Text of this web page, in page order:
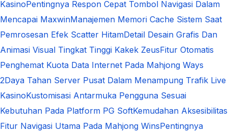
KasinoPentingnya Respon Cepat Tombol Navigasi Dalam
Mencapai MaxwinManajemen Memori Cache Sistem Saat
Pemrosesan Efek Scatter HitamDetail Desain Grafis Dan
Animasi Visual Tingkat Tinggi Kakek ZeusFitur Otomatis
Penghemat Kuota Data Internet Pada Mahjong Ways
2Daya Tahan Server Pusat Dalam Menampung Trafik Live
KasinoKustomisasi Antarmuka Pengguna Sesuai
Kebutuhan Pada Platform PG SoftKemudahan Aksesibilitas
Fitur Navigasi Utama Pada Mahjong WinsPentingnya